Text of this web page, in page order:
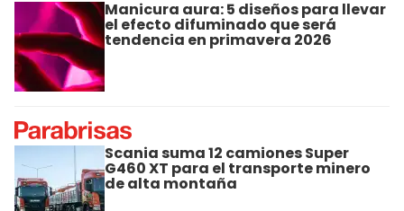
Manicura aura: 5 diseños para llevar
el efecto difuminado que será
tendencia en primavera 2026
Scania suma 12 camiones Super
G460 XT para el transporte minero
de alta montaña